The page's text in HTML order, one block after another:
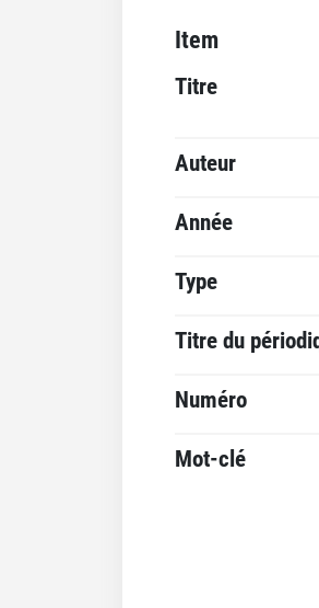
Item
Titre
Auteur
Année
Type
Titre du
Numéro
Mot-clé